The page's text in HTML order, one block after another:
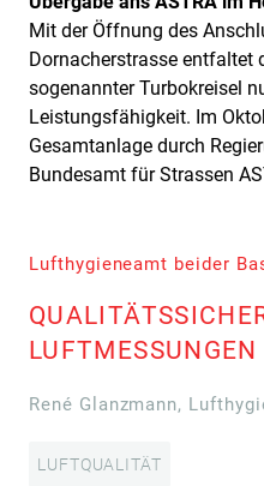
Mit der Öffnung des
Dornacherstrasse entfaltet
sogenannter Turbokreisel
Leistungsfähigkeit. Im
Gesamtanlage durch
Bundesamt für Strassen
Lufthygieneamt beider
LUFTMESSUNGEN
René Glanzmann,
LUFTQUALITÄT